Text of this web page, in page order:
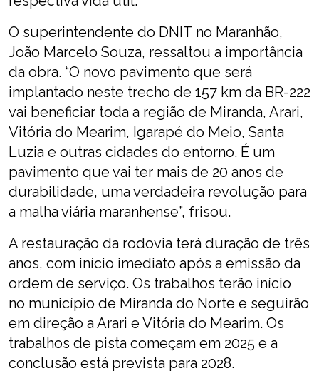
O superintendente do DNIT no Maranhão,
João Marcelo Souza, ressaltou a importância
da obra. “O novo pavimento que será
implantado neste trecho de 157 km da BR-222
vai beneficiar toda a região de Miranda, Arari,
Vitória do Mearim, Igarapé do Meio, Santa
Luzia e outras cidades do entorno. É um
pavimento que vai ter mais de 20 anos de
durabilidade, uma verdadeira revolução para
a malha viária maranhense”, frisou.
A restauração da rodovia terá duração de três
anos, com início imediato após a emissão da
ordem de serviço. Os trabalhos terão início
no município de Miranda do Norte e seguirão
em direção a Arari e Vitória do Mearim. Os
trabalhos de pista começam em 2025 e a
conclusão está prevista para 2028.